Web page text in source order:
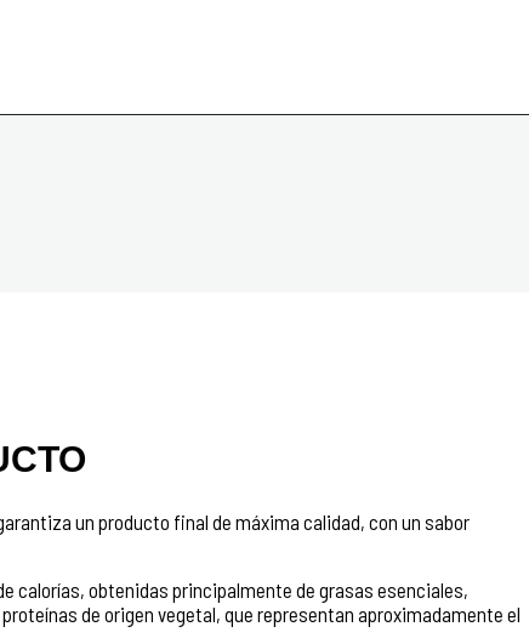
un producto final de máxima calidad, con un sabor
calorías, obtenidas principalmente de grasas esenciales,
de origen vegetal, que representan aproximadamente el